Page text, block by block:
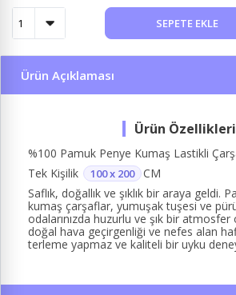
SEPETE EKLE
Ürün Açıklaması
%100 Pamuk Penye Kumaş Lastikli
Tek Kişilik
100 x 200
CM
Saflık, doğallık ve şıklık bir araya geldi.
kumaş çarşaflar, yumuşak tuşesi ve
odalarınızda huzurlu ve şık bir
doğal hava geçirgenliği ve nefes alan
terleme yapmaz ve kaliteli bir uyku